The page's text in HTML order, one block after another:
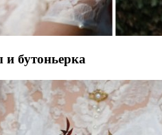
бутоньерка